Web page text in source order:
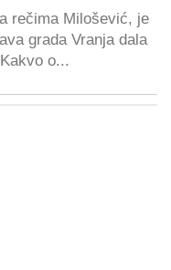
rečima Milošević, je
grada Vranja dala
o...